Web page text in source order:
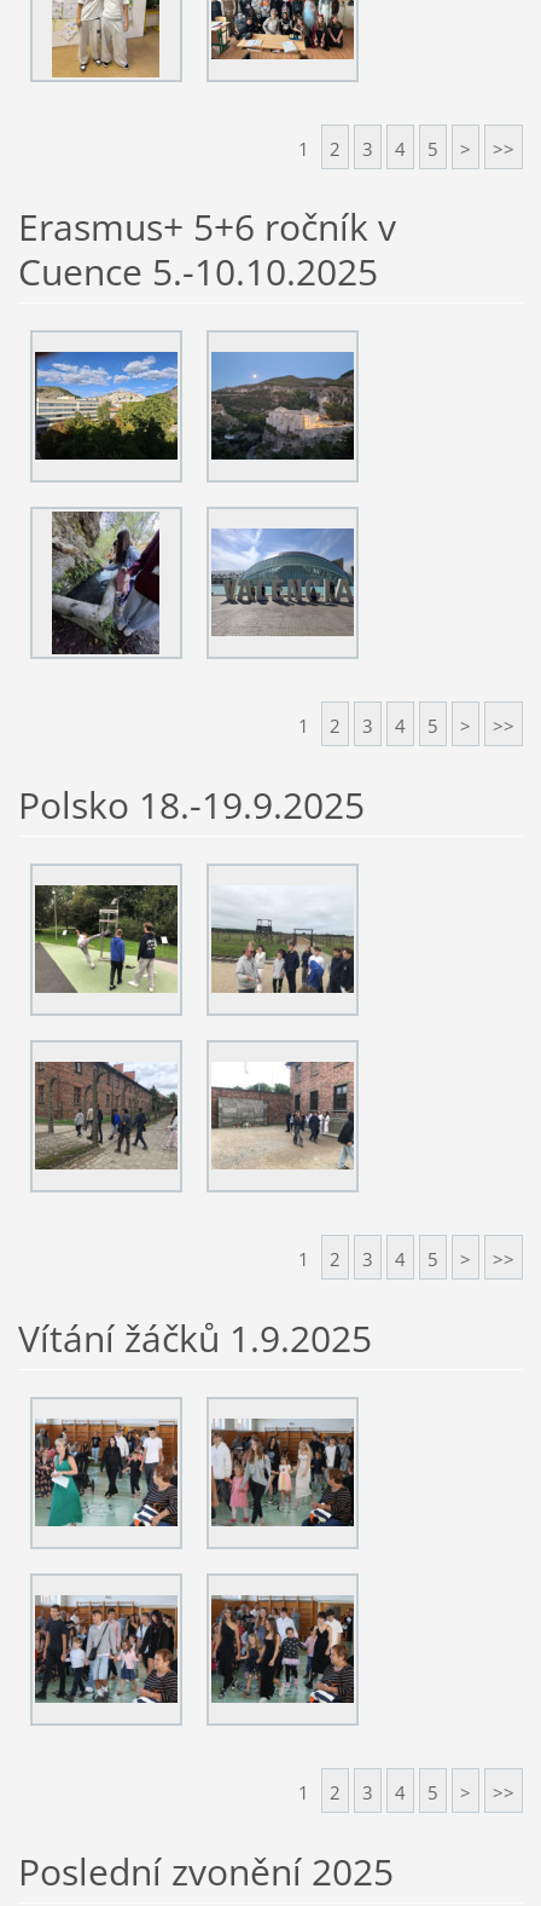
1 2 3 4 5 > >>
Erasmus+ 5+6 ročník v
Cuence 5.-10.10.2025
1 2 3 4 5 > >>
Polsko 18.-19.9.2025
1 2 3 4 5 > >>
Vítání žáčků 1.9.2025
1 2 3 4 5 > >>
Poslední zvonění 2025